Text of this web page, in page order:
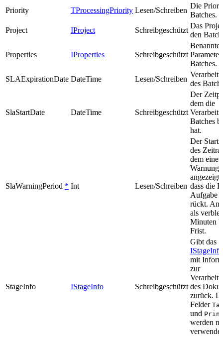
Priority
TProcessingPriority Lesen/Schreiben
Die
Batches.
Project
IProject Schreibgeschützt
Das
den
Properties IProperties Schreibgeschützt
Benannte
Parameter
Batches.
SLAExpirationDate DateTime Lesen/Schreiben
des
SlaStartDate DateTime Schreibgeschützt
Der
dem die
Batches
hat.
SlaWarningPeriod * Int Lesen/Schreiben
Der
des
dem eine
Warnung
angezeigt
dass die
Aufgabe
rückt.
als
Minuten
Frist.
StageInfo IStageInfo Schreibgeschützt
Gibt das
IStageInfo
mit
zur
des
zurück.
Felder
und
werden